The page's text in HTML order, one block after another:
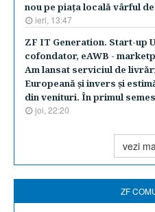
nou pe piaţa locală vârful
ieri, 13:47
ZF IT Generation. Start-up
cofondator, eAWB -
Am lansat serviciul de
Europeană şi invers şi
din venituri. În primul
joi, 22:20
vezi
ZF